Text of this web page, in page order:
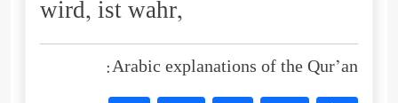
wird, ist wahr,
Arabic explanations of the Qur’an: